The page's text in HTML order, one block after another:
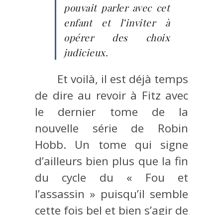
pouvait parler avec cet
enfant et l’inviter à
opérer des choix
judicieux.
Et voilà, il est déjà temps
de dire au revoir à Fitz avec
le dernier tome de la
nouvelle série de Robin
Hobb. Un tome qui signe
d’ailleurs bien plus que la fin
du cycle du « Fou et
l’assassin » puisqu’il semble
cette fois bel et bien s’agir de